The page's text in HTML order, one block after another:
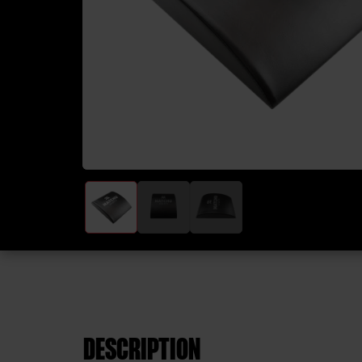
DESCRIPTION